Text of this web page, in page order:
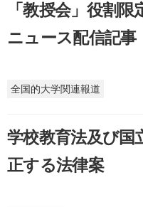
「教授会」役割
ニュース配信記
全国的大学関連報道
学校教育法及び国
正する法律案